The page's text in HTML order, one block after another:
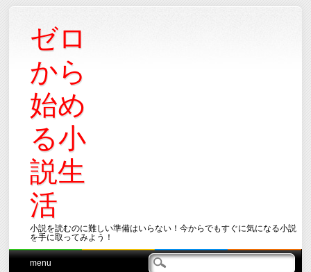
ゼロ
から
始め
る小
説生
活
小説を読むのに難しい準備はいらない！今からでもすぐに気になる小説
を手に取ってみよう！
Main menu
Skip
menu